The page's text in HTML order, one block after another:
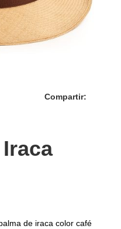
de iraca color café
Compartir: